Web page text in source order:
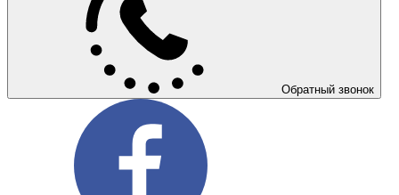
Обратный звонок